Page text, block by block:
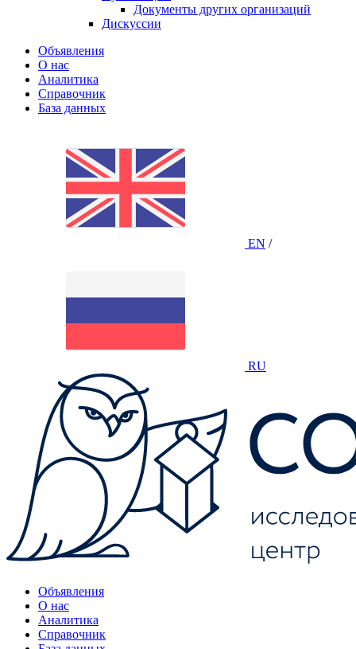
Документы других организаций
Дискуссии
Объявления
О нас
Аналитика
Справочник
База данных
EN /
RU
Объявления
О нас
Аналитика
Справочник